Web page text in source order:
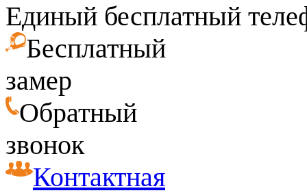
Единый бесплатный
Бесплатный
замер
Обратный
звонок
Контактная